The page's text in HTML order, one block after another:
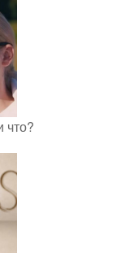
что?